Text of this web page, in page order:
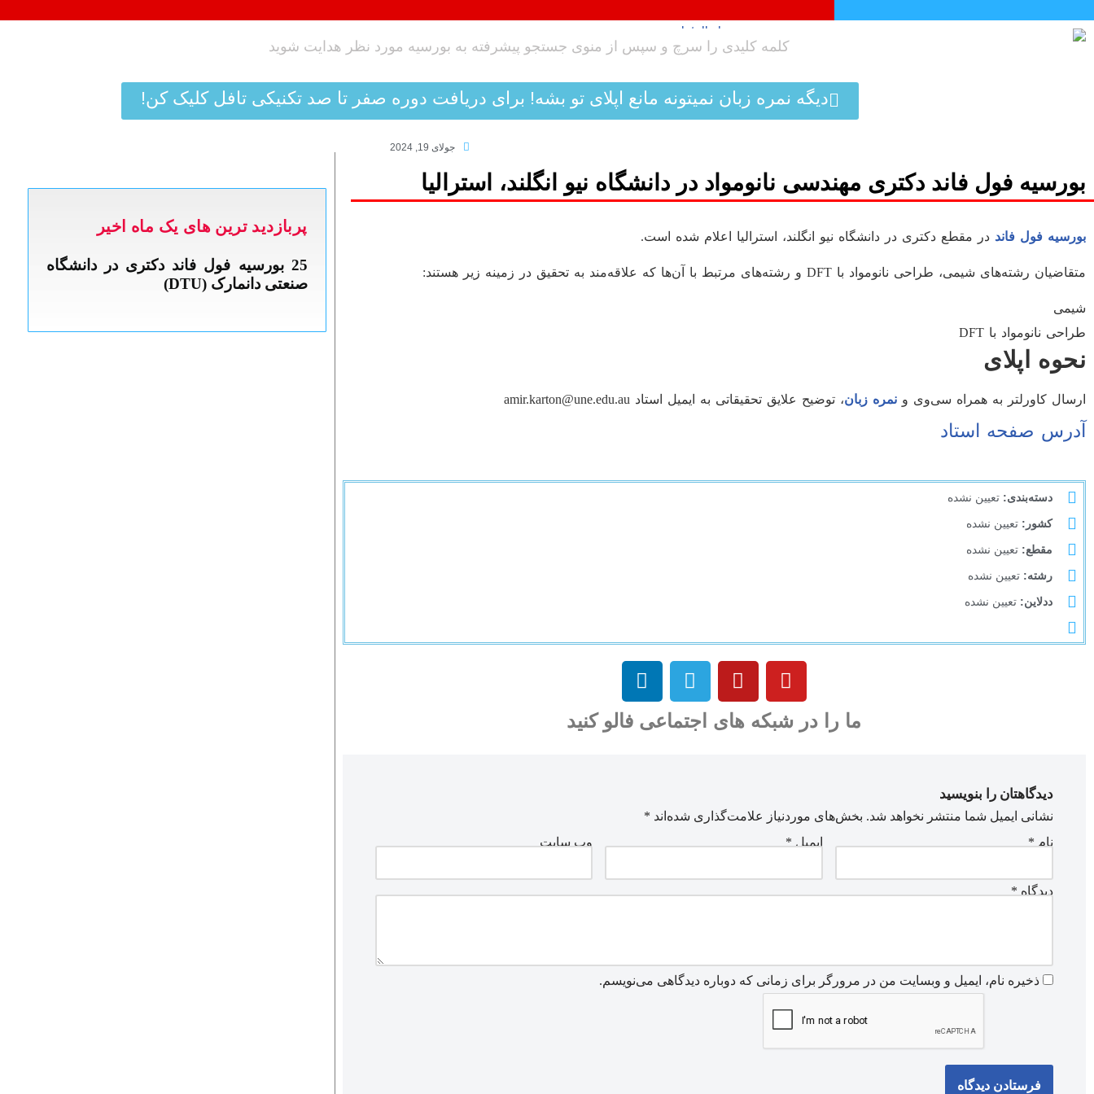
پرش
به
دیگه نمره زبان نمیتونه مانع اپلای تو بشه! برای دریافت دوره صفر تا صد تکنیکی تافل کلیک کن!
جولای 19, 2024
بورسیه فول فاند دکتری مهندسی نانومواد در دانشگاه نیو انگلند، استرالیا
بورسیه فول فاند در مقطع دکتری در دانشگاه نیو انگلند، استرالیا اعلام شده است.
متقاضیان رشته‌های شیمی، طراحی نانومواد با DFT و رشته‌های مرتبط با آن‌ها که علاقه‌مند به تحقیق در زمینه زیر هستند:
شیمی
طراحی نانومواد با DFT
نحوه اپلای
ارسال کاورلتر به همراه سی‌وی و نمره زبان، توضیح علایق تحقیقاتی به ایمیل استاد amir.karton@une.edu.au
آدرس صفحه استاد
دسته‌بندی: تعیین نشده
کشور: تعیین نشده
مقطع: تعیین نشده
رشته: تعیین نشده
ددلاین: تعیین نشده
ما را در شبکه های اجتماعی فالو کنید
دیدگاهتان را بنویسید
نشانی ایمیل شما منتشر نخواهد شد. بخش‌های موردنیاز علامت‌گذاری شده‌اند *
نام * ایمیل * وب‌ سایت
دیدگاه *
ذخیره نام، ایمیل و وبسایت من در مرورگر برای زمانی که دوباره دیدگاهی می‌نویسم.
پربازدید ترین های یک ماه اخیر